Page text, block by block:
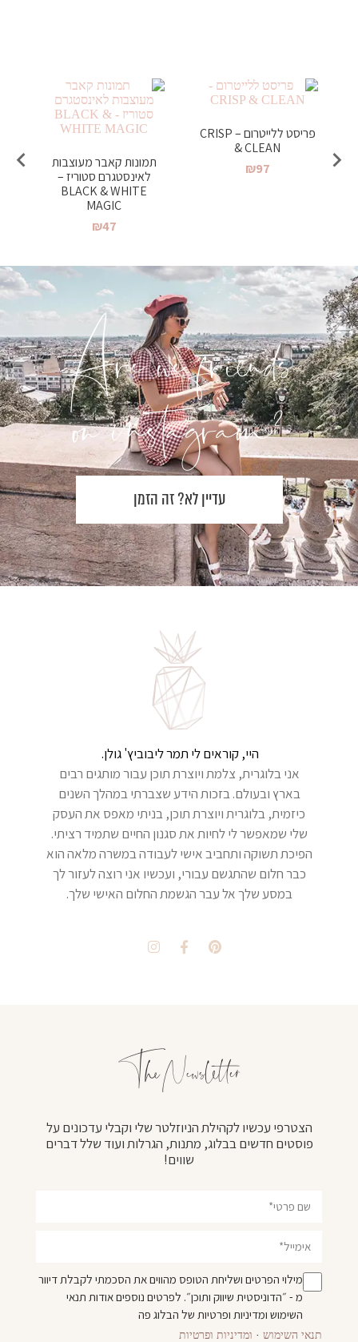
פריסט ללייטרום –
VINTAGE
₪97
פריסט ללייטרום – CRISP
₪97
Are we friends
?on instagram
עדיין לא? זה הזמן
היי, קוראים לי תמר ליבוביץ' גולן.
אני בלוגרית, צלמת ויוצרת תוכן עבור מותגים רבים
בארץ ובעולם. בזכות הידע שצברתי במהלך השנים
כיזמית, בלוגרית ויוצרת תוכן, בניתי מאפס את העסק
שלי שמאפשר לי לחיות את סגנון החיים שתמיד רציתי.
הפיכת תשוקה ותחביב אישי לעבודה במשרה מלאה הוא
כבר חלום שהתגשם עבורי, ועכשיו אני רוצה לעזור לך
במסע שלך אל עבר הגשמת החלום האישי שלך.
The Newsletter
הצטרפי עכשיו לקהילת הניוזלטר שלי וקבלי עדכונים על
פוסטים חדשים בבלוג, מתנות, הגרלות ועוד שלל דברים
שווים!
מילוי הפרטים ושליחת הטופס מהווים את הסכמתי לקבלת דיוור
מ - ״הדוניסטית שיווק ותוכן״. לפרטים נוספים אודות תנאי
השימוש ומדיניות ופרטיות של הבלוג פה
תנאי השימוש· ומדיניות ופרטיות